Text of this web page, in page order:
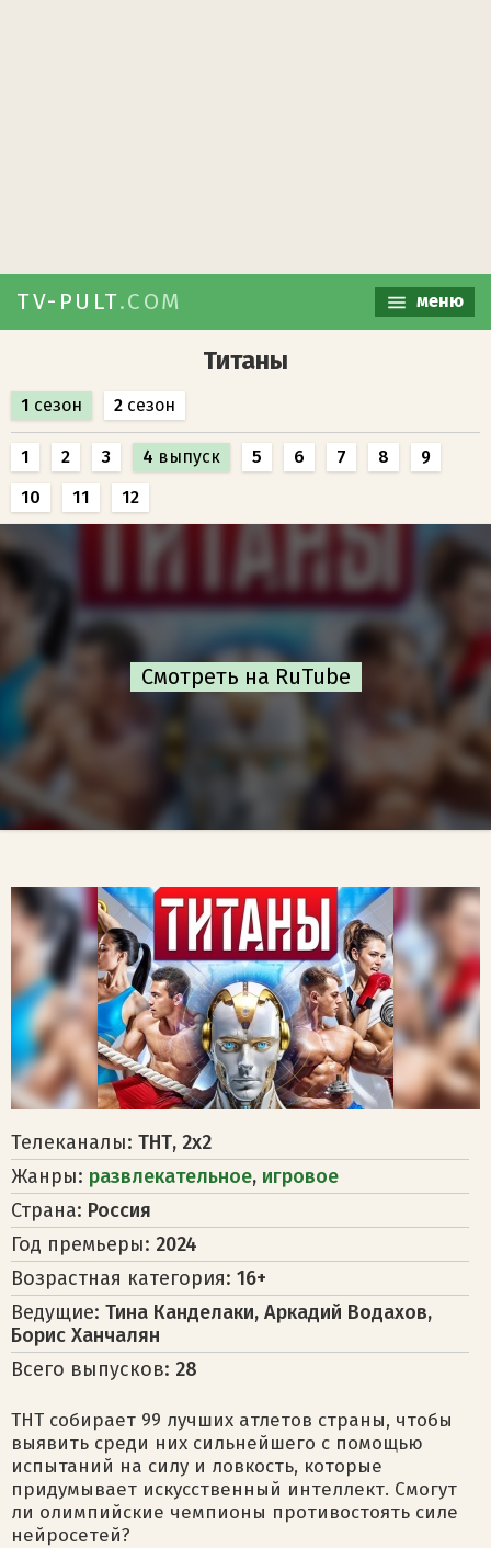
TV-PULT.COM меню
Титаны
1 сезон 2 сезон
1 2 3 4 выпуск 5 6 7 8
9
10
11 12
Телеканалы: ТНТ, 2х2
Жанры: развлекательное, игровое
Страна: Россия
Год премьеры: 2024
Возрастная категория: 16+
Ведущие: Тина Канделаки, Аркадий Водахов,
Борис Ханчалян
Всего выпусков: 28
ТНТ собирает 99 лучших атлетов страны, чтобы
выявить среди них сильнейшего с помощью
испытаний на силу и ловкость, которые
придумывает искусственный интеллект. Смогут
ли олимпийские чемпионы противостоять силе
нейросетей?